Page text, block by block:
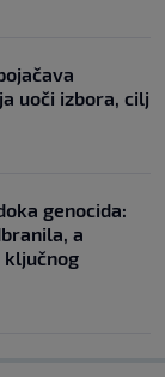
uoči izbora, cilj
genocida:
a
ključnog